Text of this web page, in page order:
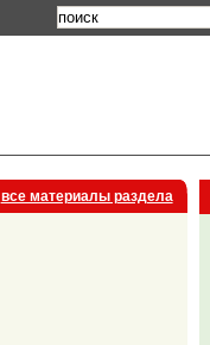
все материалы раздела